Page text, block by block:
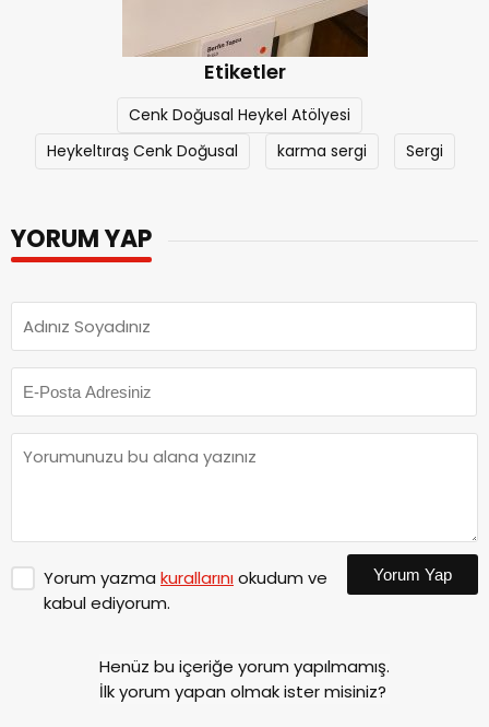
Etiketler
Cenk Doğusal Heykel Atölyesi
Heykeltıraş Cenk Doğusal
karma sergi Sergi
YORUM YAP
Yorum yazma kurallarınıokudum ve
kabul ediyorum.
Yorum Yap
Henüz bu içeriğe yorum yapılmamış.
İlk yorum yapan olmak ister misiniz?